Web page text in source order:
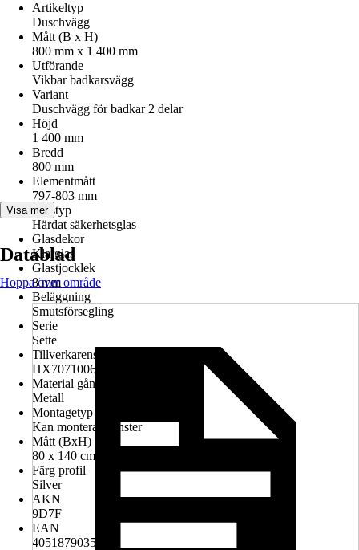
Artikeltyp
Duschvägg
Mått (B x H)
800 mm x 1 400 mm
Utförande
Vikbar badkarsvägg
Variant
Duschvägg för badkar 2 delar
Höjd
1 400 mm
Bredd
800 mm
Elementmått
797-803 mm
Glastyp
Härdat säkerhetsglas
Glasdekor
Klarglas
Glastjocklek
8 mm
Beläggning
Smutsförsegling
Serie
Sette
Tillverkarens artikelnummer
HX7071006.201
Material gångjärn
Metall
Montagetyp
Kan monteras vänster
Mått (BxH)
80 x 140 cm
Färg profil
Silver
AKN
9D7F
EAN
4051879035507
Visa mer
Datablad
Hoppa över område